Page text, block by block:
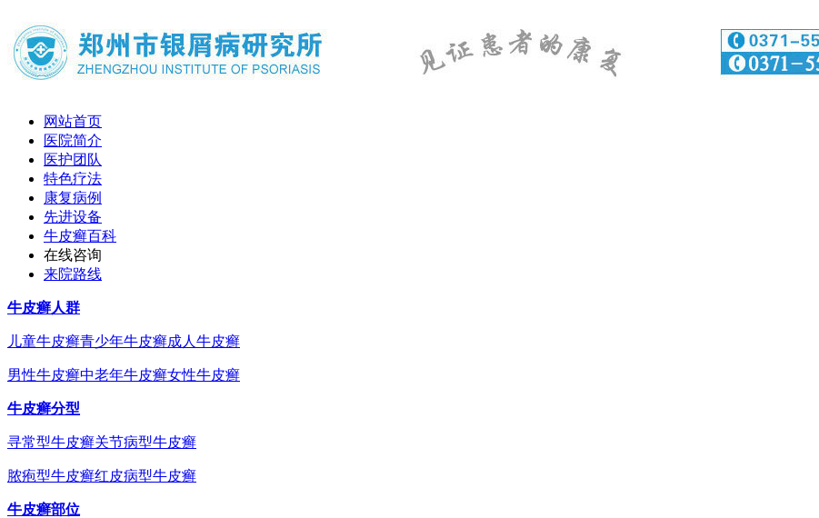
网站首页
医院简介
医护团队
特色疗法
康复病例
先进设备
牛皮癣百科
在线咨询
来院路线
牛皮癣人群
儿童牛皮癣青少年牛皮癣成人牛皮癣
男性牛皮癣中老年牛皮癣女性牛皮癣
牛皮癣分型
寻常型牛皮癣关节病型牛皮癣
脓疱型牛皮癣红皮病型牛皮癣
牛皮癣部位